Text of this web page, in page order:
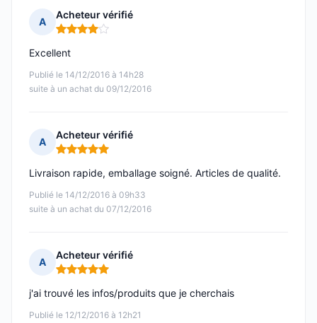
A
Acheteur vérifié
Note : 4 sur 5
Publié le 14/12/2016 à 14h28
suite à un achat du 09/12/2016
Excellent
A
Acheteur vérifié
Note : 5 sur 5
Publié le 14/12/2016 à 09h33
suite à un achat du 07/12/2016
Livraison rapide, emballage soigné. Articles de qualité.
A
Acheteur vérifié
Note : 5 sur 5
Publié le 12/12/2016 à 12h21
j'ai trouvé les infos/produits que je cherchais